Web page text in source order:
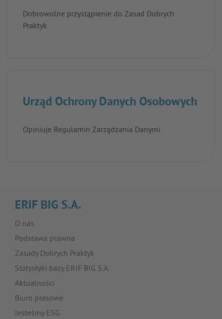
Dobrowolne przystąpienie do Zasad Dobrych
Praktyk
Urząd Ochrony Danych Osobowych
Opiniuje Regulamin Zarządzania Danymi
ERIF BIG S.A.
O nas
Podstawa prawna
Zasady Dobrych Praktyk
Statystyki bazy ERIF BIG S.A.
Aktualności
Biuro prasowe
Jesteśmy ESG